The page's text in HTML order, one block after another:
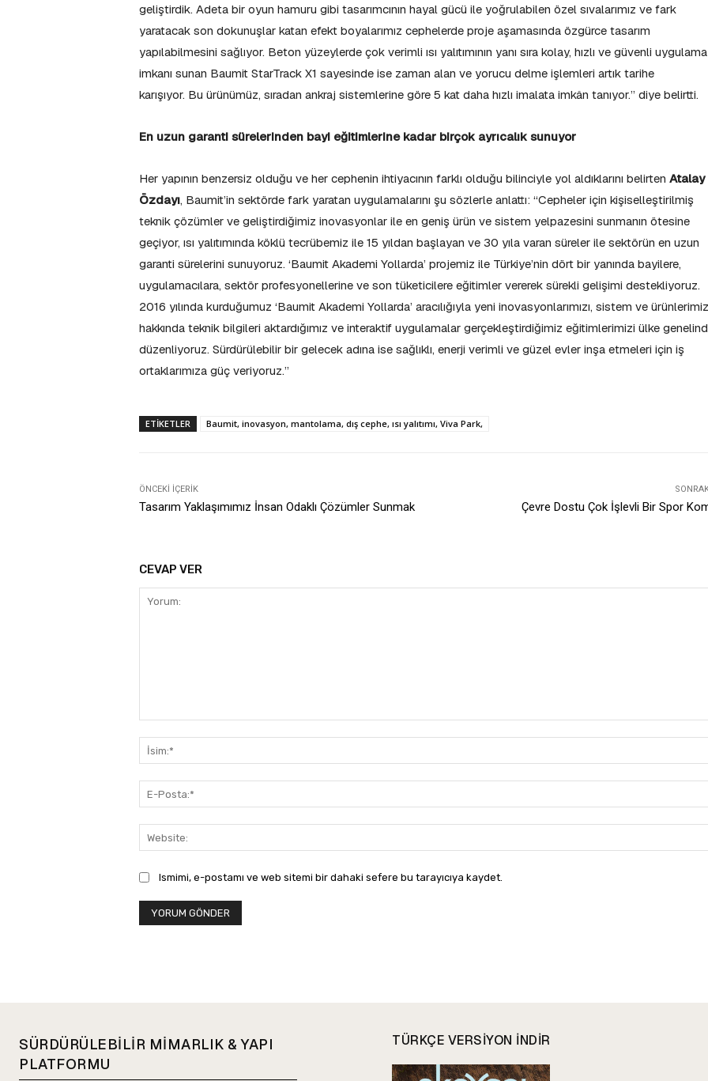
geliştirdik. Adeta bir oyun hamuru gibi tasarımcının hayal gücü ile yoğrulabilen özel sıvalarımız ve fark
yaratacak son dokunuşlar katan efekt boyalarımız cephelerde proje aşamasında özgürce tasarım
yapılabilmesini sağlıyor. Beton yüzeylerde çok verimli ısı yalıtımının yanı sıra kolay, hızlı ve güvenli uygulama
imkanı sunan Baumit StarTrack X1 sayesinde ise zaman alan ve yorucu delme işlemleri artık tarihe
karışıyor. Bu ürünümüz, sıradan ankraj sistemlerine göre 5 kat daha hızlı imalata imkân tanıyor.” diye belirtti.
En uzun garanti sürelerinden bayi eğitimlerine kadar birçok ayrıcalık sunuyor
Her yapının benzersiz olduğu ve her cephenin ihtiyacının farklı olduğu bilinciyle yol aldıklarını belirten Atalay
Özdayı, Baumit’in sektörde fark yaratan uygulamalarını şu sözlerle anlattı: “Cepheler için kişiselleştirilmiş
teknik çözümler ve geliştirdiğimiz inovasyonlar ile en geniş ürün ve sistem yelpazesini sunmanın ötesine
geçiyor, ısı yalıtımında köklü tecrübemiz ile 15 yıldan başlayan ve 30 yıla varan süreler ile sektörün en uzun
garanti sürelerini sunuyoruz. ‘Baumit Akademi Yollarda’ projemiz ile Türkiye’nin dört bir yanında bayilere,
uygulamacılara, sektör profesyonellerine ve son tüketicilere eğitimler vererek sürekli gelişimi destekliyoruz.
2016 yılında kurduğumuz ‘Baumit Akademi Yollarda’ aracılığıyla yeni inovasyonlarımızı, sistem ve ürünlerimiz
hakkında teknik bilgileri aktardığımız ve interaktif uygulamalar gerçekleştirdiğimiz eğitimlerimizi ülke
düzenliyoruz. Sürdürülebilir bir gelecek adına ise sağlıklı, enerji verimli ve güzel evler inşa etmeleri için iş
ortaklarımıza güç veriyoruz.”
ETIKETLER Baumit, inovasyon, mantolama, dış cephe, ısı yalıtımı, Viva Park,
ÖNCEKI İÇERIK
Tasarım Yaklaşımımız İnsan Odaklı Çözümler Sunmak Çevre Dostu Çok İşlevli Bir Spor
CEVAP VER
Ismimi, e-postamı ve web sitemi bir dahaki sefere bu tarayıcıya kaydet.
SÜRDÜRÜLEBİLİR MİMARLIK & YAPI
PLATFORMU
TÜRKÇE VERSIYON INDIR